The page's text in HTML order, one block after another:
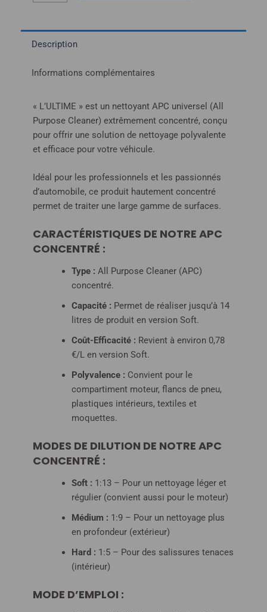
Description
Informations complémentaires
« L’ULTIME » est un nettoyant APC universel (All
Purpose Cleaner) extrêmement concentré, conçu
pour offrir une solution de nettoyage polyvalente
et efficace pour votre véhicule.
Idéal pour les professionnels et les passionnés
d’automobile, ce produit hautement concentré
permet de traiter une large gamme de surfaces.
CARACTÉRISTIQUES DE NOTRE APC
CONCENTRÉ :
Type : All Purpose Cleaner (APC)
concentré.
Capacité : Permet de réaliser jusqu’à 14
litres de produit en version Soft.
Coût-Efficacité : Revient à environ 0,78
€/L en version Soft.
Polyvalence : Convient pour le
compartiment moteur, flancs de pneu,
plastiques intérieurs, textiles et
moquettes.
MODES DE DILUTION DE NOTRE APC
CONCENTRÉ :
Soft : 1:13 – Pour un nettoyage léger et
régulier (convient aussi pour le moteur)
Médium : 1:9 – Pour un nettoyage plus
en profondeur (extérieur)
Hard : 1:5 – Pour des salissures tenaces
(intérieur)
MODE D’EMPLOI :